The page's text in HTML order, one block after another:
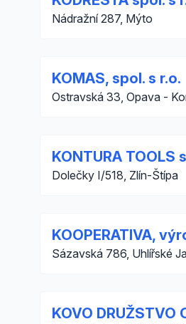
Nádražní 287, Mýto
KOMAS, spol. s r.o.
Ostravská 33, Opava -
KONTURA TOOLS
Dolečky I/518, Zlín-Štípa
KOOPERATIVA,
Sázavská 786, Uhlířské
KOVO DRUŽSTVO